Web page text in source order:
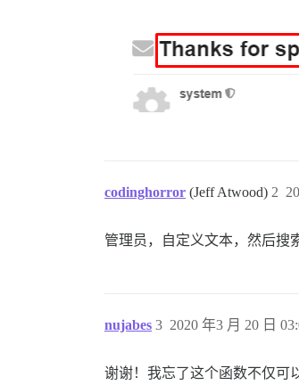
codinghorror (Jeff Atwood) 2
管理员，自定义文本，然后搜
nujabes 2020 年3 月 20 日
3
谢谢！我忘了这个函数不仅可